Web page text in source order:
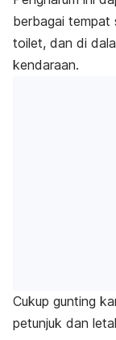
berbagai tempat
toilet, dan di
kendaraan.
Cukup gunting
petunjuk dan